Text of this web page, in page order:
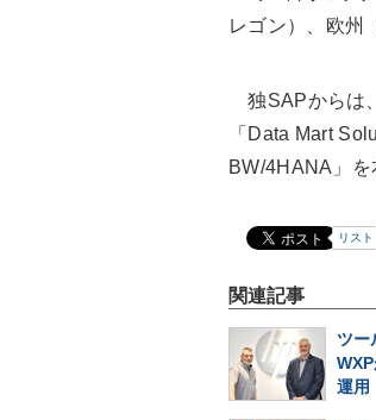
レゴン）、欧州
独SAPからは
「Data Mart
BW/4HANA」を
リスト
関連記事
ツー
運用